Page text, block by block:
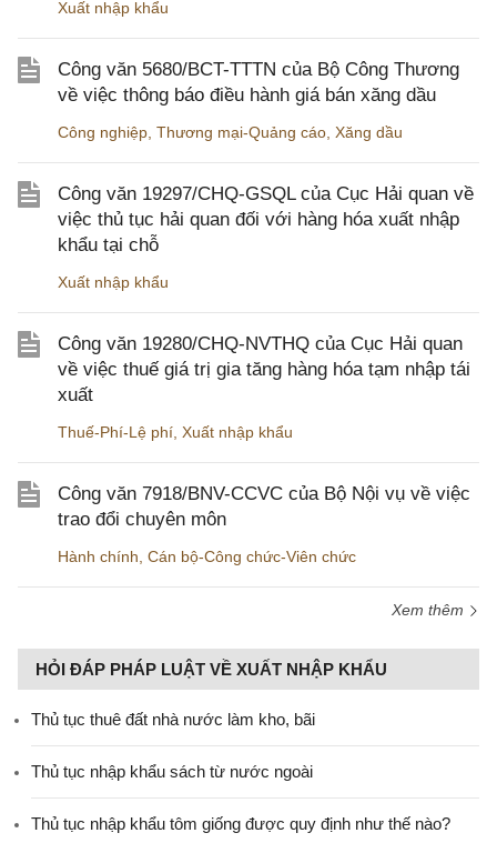
Xuất nhập khẩu
Công văn 5680/BCT-TTTN của Bộ Công Thương
về việc thông báo điều hành giá bán xăng dầu
Công nghiệp Thương mại-Quảng cáo Xăng dầu
Công văn 19297/CHQ-GSQL của Cục Hải quan về
việc thủ tục hải quan đối với hàng hóa xuất nhập
khẩu tại chỗ
Xuất nhập khẩu
Công văn 19280/CHQ-NVTHQ của Cục Hải quan
về việc thuế giá trị gia tăng hàng hóa tạm nhập tái
xuất
Thuế-Phí-Lệ phí Xuất nhập khẩu
Công văn 7918/BNV-CCVC của Bộ Nội vụ về việc
trao đổi chuyên môn
Hành chính Cán bộ-Công chức-Viên chức
Xem thêm
HỎI ĐÁP PHÁP LUẬT VỀ XUẤT NHẬP KHẨU
Thủ tục thuê đất nhà nước làm kho, bãi
Thủ tục nhập khẩu sách từ nước ngoài
Thủ tục nhập khẩu tôm giống được quy định như thế nào?